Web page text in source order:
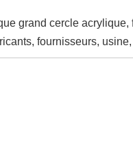
grand cercle
fournisseurs,